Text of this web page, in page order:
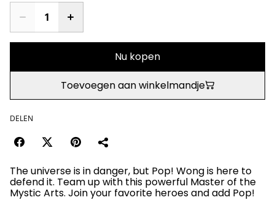
Nu kopen
Toevoegen aan winkelmandje
DELEN
The universe is in danger, but Pop! Wong is here to
defend it. Team up with this powerful Master of the
Mystic Arts. Join your favorite heroes and add Pop!